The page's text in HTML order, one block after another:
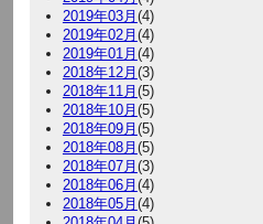
2019年03月 (4)
2019年02月 (4)
2019年01月 (4)
2018年12月 (3)
2018年11月 (5)
2018年10月 (5)
2018年09月 (5)
2018年08月 (5)
2018年07月 (3)
2018年06月 (4)
2018年05月 (4)